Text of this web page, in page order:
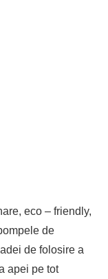
eco – friendly,
de
de folosire a
apei pe tot